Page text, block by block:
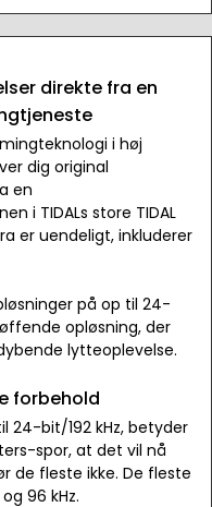
direkte fra en
i høj
dig original
en
i TIDALs store TIDAL
er uendeligt, inkluderer
på op til 24-
opløsning, der
lytteoplevelse.
forbehold
24-bit/192 kHz, betyder
spor, at det vil nå
de fleste ikke. De fleste
96 kHz.